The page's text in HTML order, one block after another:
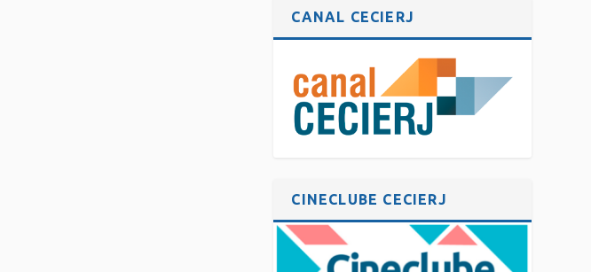
CANAL CECIERJ
CINECLUBE CECIERJ